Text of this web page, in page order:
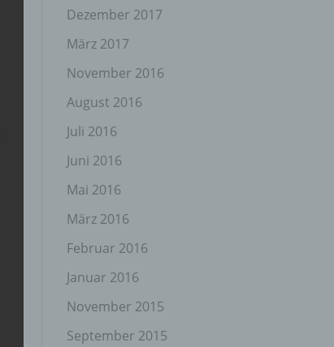
Dezember 2017
März 2017
November 2016
August 2016
Juli 2016
Juni 2016
Mai 2016
März 2016
Februar 2016
Januar 2016
November 2015
September 2015